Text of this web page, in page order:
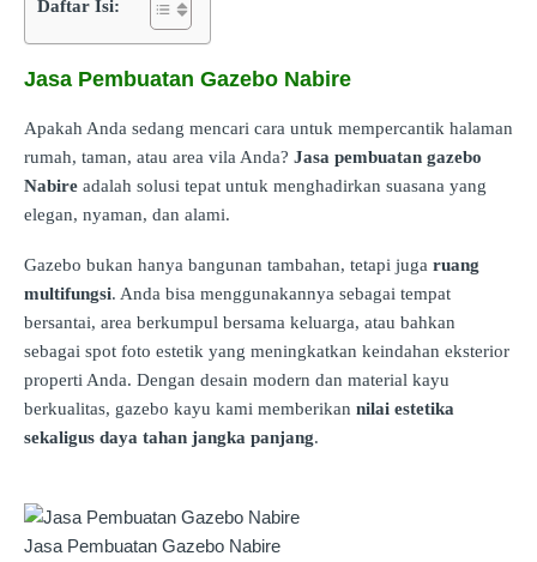
Daftar Isi:
Jasa Pembuatan Gazebo Nabire
Apakah Anda sedang mencari cara untuk mempercantik halaman
rumah, taman, atau area vila Anda? Jasa pembuatan gazebo
Nabire adalah solusi tepat untuk menghadirkan suasana yang
elegan, nyaman, dan alami.
Gazebo bukan hanya bangunan tambahan, tetapi juga ruang
multifungsi. Anda bisa menggunakannya sebagai tempat
bersantai, area berkumpul bersama keluarga, atau bahkan
sebagai spot foto estetik yang meningkatkan keindahan eksterior
properti Anda. Dengan desain modern dan material kayu
berkualitas, gazebo kayu kami memberikan nilai estetika
sekaligus daya tahan jangka panjang.
Jasa Pembuatan Gazebo Nabire